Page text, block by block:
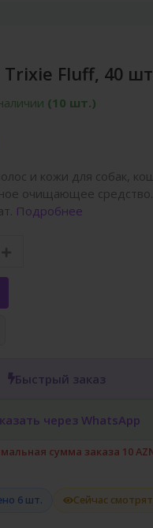
Fluff, 40
(10 шт.)
и кожи для собак,
очищающее средство.
Подробнее
Быстрый заказ
через WhatsApp
сумма заказа 10
6 шт. Сейчас